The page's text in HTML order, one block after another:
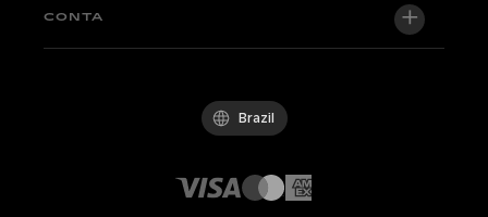
Factory Edition
Bicicletas em estoque
Central de suporte
Whistleblowing Channel
CONTA
Brazil